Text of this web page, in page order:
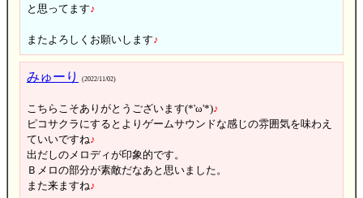
と思ってます♪
またよろしくお願いします♪
みゅーり (2022/11/02)
こちらこそありがとうございます(*'ω'*)♪
ピコサクラにするとよりゲームサウンドな感じの雰囲気を味わえ
ていいですね♪
出だしのメロディが印象的です。
Ｂメロの部分が素敵だなあと思いました。
また来ますね♪